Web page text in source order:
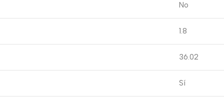
No
1.8
36.02
Sí